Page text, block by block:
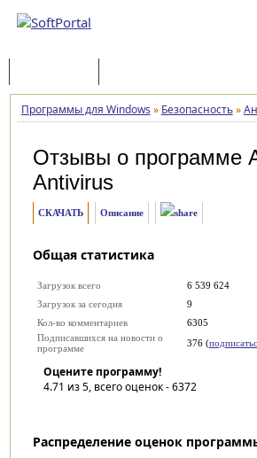
Программы для Windows » Безопасность»
Отзывы о программе
Antivirus
СКАЧАТЬ Описание
Общая статистика
Загрузок всего
6 539 624
Загрузок за сегодня
9
Кол-во комментариев
6305
Подписавшихся на новости о
программе
376 (
Оцените программу!
4.71 из 5, всего оценок -6372
Распределение оценок